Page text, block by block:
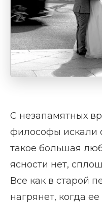
С незапамятных
философы искали
такое большая
ясности нет,
Все как в старой
нагрянет, когда